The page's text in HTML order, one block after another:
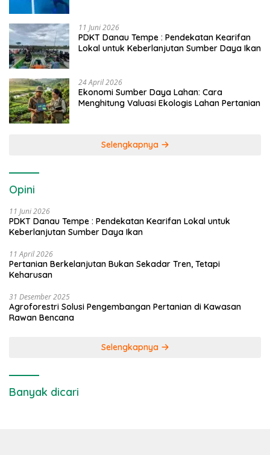
11 Juni 2026
PDKT Danau Tempe : Pendekatan Kearifan
Lokal untuk Keberlanjutan Sumber Daya Ikan
24 April 2026
Ekonomi Sumber Daya Lahan: Cara
Menghitung Valuasi Ekologis Lahan Pertanian
Selengkapnya
Opini
11 Juni 2026
PDKT Danau Tempe : Pendekatan Kearifan Lokal untuk
Keberlanjutan Sumber Daya Ikan
11 April 2026
Pertanian Berkelanjutan Bukan Sekadar Tren, Tetapi
Keharusan
31 Desember 2025
Agroforestri Solusi Pengembangan Pertanian di Kawasan
Rawan Bencana
Selengkapnya
Banyak dicari